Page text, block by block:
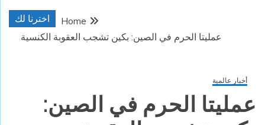
اخترنا لك
Home
عمليتا الحرم في الصين: بكين تشجب العقوبة الكنسية
أخبار عالمية
عمليتا الحرم في الصين: